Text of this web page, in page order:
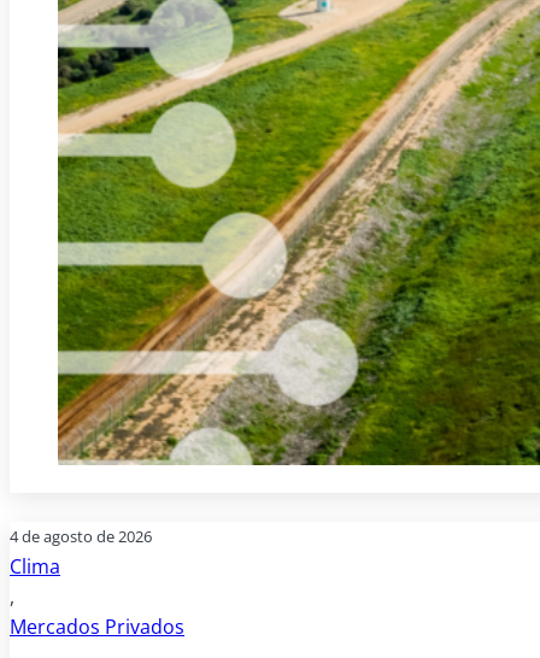
4 de agosto de 2026
Clima
,
Mercados Privados